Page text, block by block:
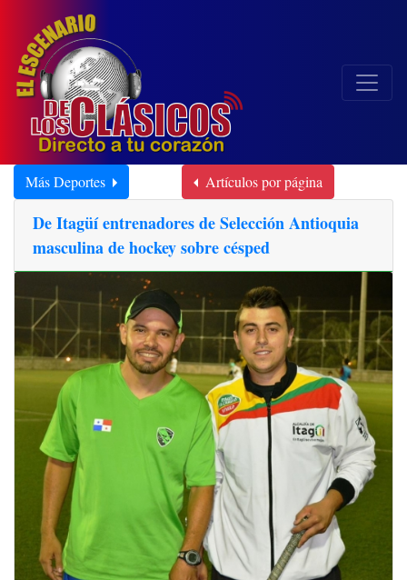
Más Deportes Artículos por página
De Itagüí entrenadores de Selección Antioquia
masculina de hockey sobre césped